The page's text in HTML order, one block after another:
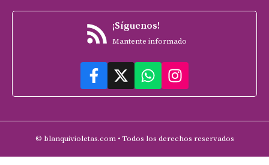
¡Síguenos!
Mantente informado
© blanquivioletas.com • Todos los derechos reservados